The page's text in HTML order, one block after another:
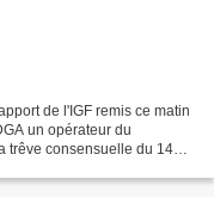
de l'IGF remis ce matin
un opérateur du
trêve consensuelle du 14